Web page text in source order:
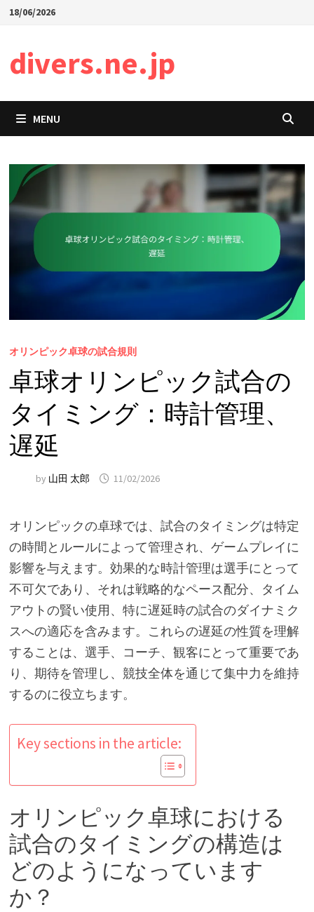
Skip18/06/2026
divers.ne.jp
MENU
オリンピック卓球の試合規則
卓球オリンピック試合の
タイミング：時計管理、
遅延
by 山田 太郎 11/02/2026
オリンピックの卓球では、試合のタイミングは特定
の時間とルールによって管理され、ゲームプレイに
影響を与えます。効果的な時計管理は選手にとって
不可欠であり、それは戦略的なペース配分、タイム
アウトの賢い使用、特に遅延時の試合のダイナミク
スへの適応を含みます。これらの遅延の性質を理解
することは、選手、コーチ、観客にとって重要であ
り、期待を管理し、競技全体を通じて集中力を維持
するのに役立ちます。
Key sections in the article:
オリンピック卓球における
試合のタイミングの構造は
どのようになっています
か？